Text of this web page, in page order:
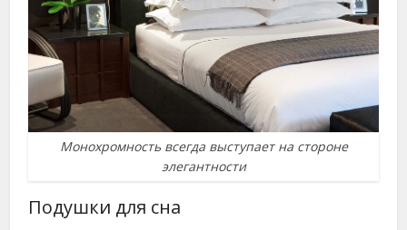
Монохромность всегда выступает на стороне
элегантности
Подушки для сна